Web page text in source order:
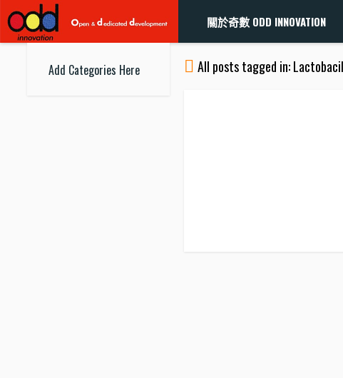
關於奇數 ODD INNOVATION
Add Categories Here All posts tagged in: